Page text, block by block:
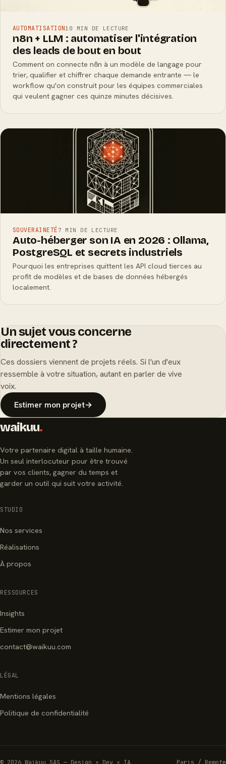
AUTOMATISATION10 MIN DE LECTURE
n8n + LLM : automatiser l'intégration
des leads de bout en bout
Comment on connecte n8n à un modèle de langage pour
trier, qualifier et chiffrer chaque demande entrante — le
workflow qu'on construit pour les équipes commerciales
qui veulent gagner ces quinze minutes décisives.
SOUVERAINETÉ 7 MIN DE LECTURE
Auto-héberger son IA en 2026 : Ollama,
PostgreSQL et secrets industriels
Pourquoi les entreprises quittent les API cloud tierces au
profit de modèles et de bases de données hébergés
localement.
Un sujet vous concerne
directement ?
Ces dossiers viennent de projets réels. Si l'un d'eux
ressemble à votre situation, autant en parler de vive
voix.
Estimer mon projet→
waikuu.
Votre partenaire digital à taille humaine.
Un seul interlocuteur pour être trouvé
par vos clients, gagner du temps et
garder un outil qui suit votre activité.
STUDIO
Nos services
Réalisations
À propos
RESSOURCES
Insights
Estimer mon projet
contact@waikuu.com
LÉGAL
Mentions légales
Politique de confidentialité